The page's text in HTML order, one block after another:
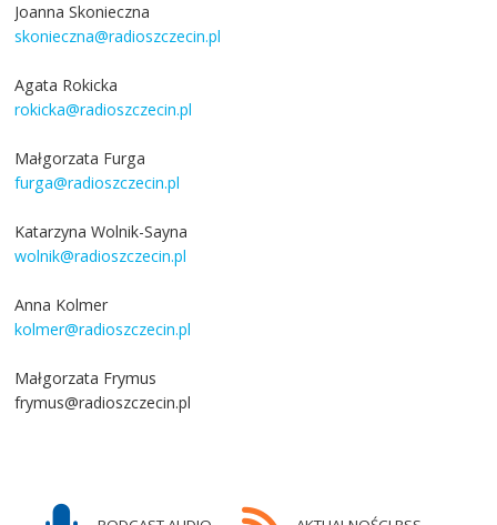
Joanna Skonieczna
skonieczna@radioszczecin.pl
Agata Rokicka
rokicka@radioszczecin.pl
Małgorzata Furga
furga@radioszczecin.pl
Katarzyna Wolnik-Sayna
wolnik@radioszczecin.pl
Anna Kolmer
kolmer@radioszczecin.pl
Małgorzata Frymus
frymus@radioszczecin.pl